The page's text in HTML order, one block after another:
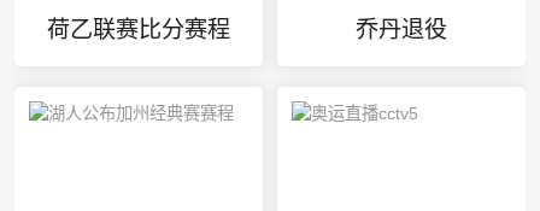
荷乙联赛比分赛程 乔丹退役